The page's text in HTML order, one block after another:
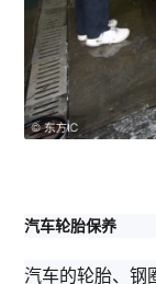
汽车轮胎保养
汽车的轮胎、钢